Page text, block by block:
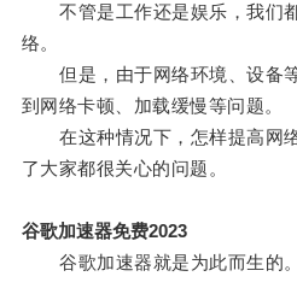
不管是工作还是娱乐，我们
络。
但是，由于网络环境、设备
到网络卡顿、加载缓慢等问题。
在这种情况下，怎样提高网
了大家都很关心的问题。
谷歌加速器免费2023
谷歌加速器就是为此而生的。